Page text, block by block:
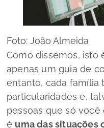
Foto: João Almeida
Como dissemos, isto
apenas um guia de
entanto, cada família
particularidades e,
pessoas que só você
é uma das situações